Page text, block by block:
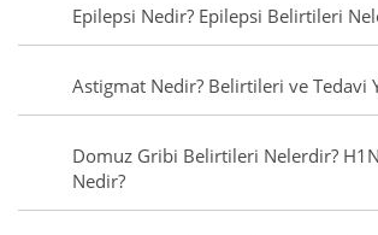
Epilepsi Nedir? Epilepsi Belirtileri
Astigmat Nedir? Belirtileri ve Tedavi
Domuz Gribi Belirtileri Nelerdir?
Nedir?